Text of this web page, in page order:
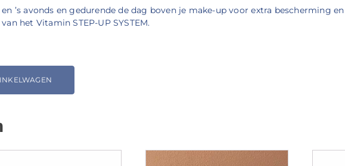
’s avonds en gedurende de dag boven je make-up voor extra bescherming
het Vitamin STEP-UP SYSTEM.